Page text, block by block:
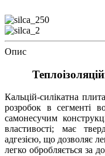
Опис
Кальцій-силікатна
розробок в сегменті
самонесучим
властивості; має
адгезією, що дозволяє
легко обробляється за